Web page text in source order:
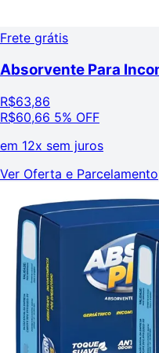
Frete grátis
Absorvente Para
R$63,86
R$60,66 5% OFF
em 12x sem juros
Ver Oferta e Parcelamento